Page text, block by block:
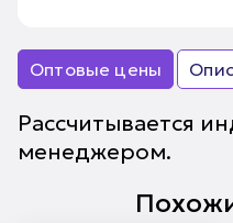
Оптовые цены
Рассчитывается
менеджером.